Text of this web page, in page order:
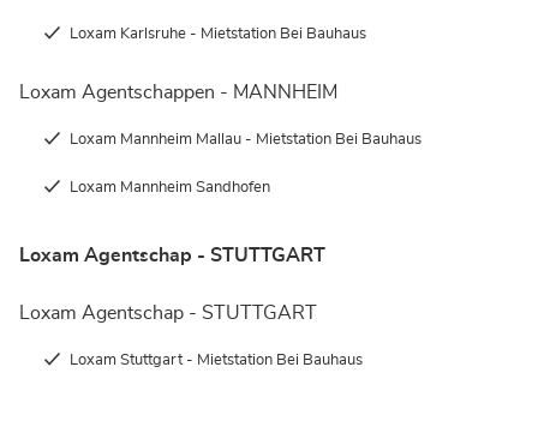
Loxam Karlsruhe - Mietstation Bei Bauhaus
Loxam Agentschappen - MANNHEIM
Loxam Mannheim Mallau - Mietstation Bei Bauhaus
Loxam Mannheim Sandhofen
Loxam Agentschap - STUTTGART
Loxam Agentschap - STUTTGART
Loxam Stuttgart - Mietstation Bei Bauhaus